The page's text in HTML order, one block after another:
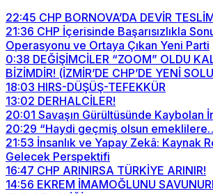
22:45 CHP BORNOVA’DA DEVİR
21:36 CHP İçerisinde Başarısızlıkla
Operasyonu ve Ortaya Çıkan Yeni Parti
0:38 DEĞİŞİMCİLER “ZOOM” OLDU
BİZİMDİR! (İZMİR’DE CHP’DE YENİ
18:03 HIRS-DÜŞÜŞ-TEFEKKÜR
13:02 DERHALCİLER!
20:01 Savaşın Gürültüsünde Kaybolan
20:29 “Haydi geçmiş olsun
21:53 İnsanlık ve Yapay Zekâ: Kaynak
Gelecek Perspektifi
16:47 CHP ARINIRSA TÜRKİYE ARINIR!
14:56 EKREM İMAMOĞLUNU